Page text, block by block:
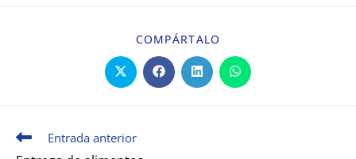
COMPÁRTALO
Entrada anterior